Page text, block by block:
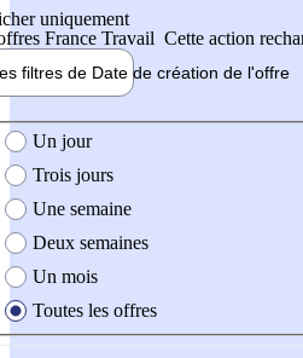
uniquement
France Travail Cette action
filtres de Date de création de l'offre
création de l'offre
Un jour
Trois jours
Une semaine
Deux semaines
Un mois
Toutes les offres